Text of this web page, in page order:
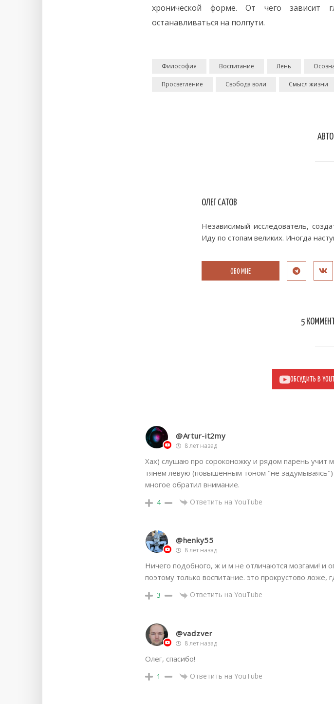
хронической форме. От чего
останавливаться на полпути.
Философия Воспитание Лень
Просветление Свобода воли Смысл жизни
ОЛЕГ САТОВ
Независимый исследователь,
Иду по стопам великих. Иногда
ОБО МНЕ
5
ОБСУДИТЬ В
@Artur-it2my
8 лет назад
Хах) слушаю про сороконожку и рядом парень учит
тянем левую (повышенным тоном "не задумываясь")
многое обратил внимание.
4 Ответить на YouTube
@henky55
8 лет назад
Ничего подобного, ж и м не отличаются мозгами! и
поэтому только воспитание. это прокрустово ложе,
3 Ответить на YouTube
@vadzver
8 лет назад
Олег, спасибо!
1 Ответить на YouTube